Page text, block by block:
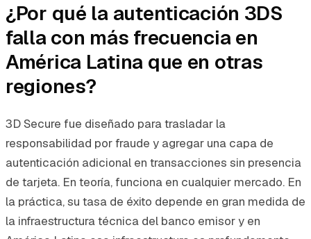
¿Por qué la autenticación 3DS
falla con más frecuencia en
América Latina que en otras
regiones?
3D Secure fue diseñado para trasladar la
responsabilidad por fraude y agregar una capa de
autenticación adicional en transacciones sin presencia
de tarjeta. En teoría, funciona en cualquier mercado. En
la práctica, su tasa de éxito depende en gran medida de
la infraestructura técnica del banco emisor y en